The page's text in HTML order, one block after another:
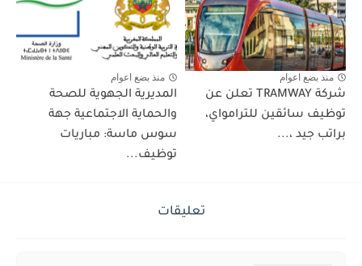
منذ بضع اعوام
شركة TRAMWAY تعلن عن
توظيف سائقين للترامواي،
براتب جيد ،...
منذ بضع اعوام
المديرية الجهوية للصحة
والحماية الاجتماعية جهة
سوس ماسة: مباريات
توظيف...
تعليقات